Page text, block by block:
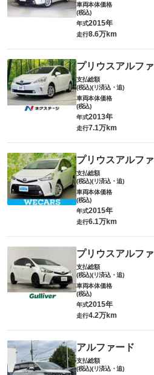
車両本体価格
(税込)
年式2015年
走行8.6万km
プリウスアルファ
支払総額
(税込)(リ済込・追)
車両本体価格
(税込)
年式2013年
走行7.1万km
プリウスアルファ
支払総額
(税込)(リ済込・追)
車両本体価格
(税込)
年式2015年
走行6.1万km
プリウスアルファ
支払総額
(税込)(リ済込・追)
車両本体価格
(税込)
年式2015年
走行4.2万km
アルファード
支払総額
(税込)(リ済込・追)